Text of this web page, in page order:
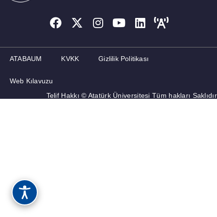
ATABAUM KVKK Gizlilik Politikası
Web Kılavuzu
Telif Hakkı © Atatürk Üniversitesi Tüm hakları Saklıdır